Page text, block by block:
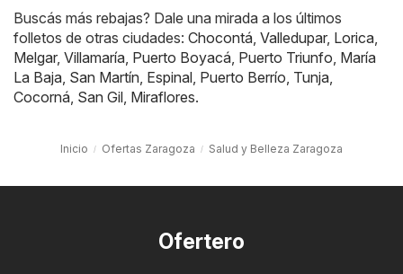
Buscás más rebajas? Dale una mirada a los últimos
folletos de otras ciudades: Chocontá Valledupar, Lorica
Melgar, Villamaría Puerto Boyacá Puerto Triunfo María
La Baja San Martín Espinal Puerto Berrío Tunja
Cocorná San Gil Miraflores.
Inicio Ofertas Zaragoza Salud y Belleza Zaragoza
Ofertero